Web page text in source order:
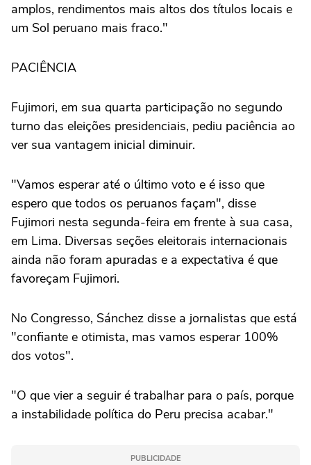
amplos, rendimentos mais altos dos títulos locais e
um Sol peruano mais fraco."
PACIÊNCIA
Fujimori, em sua quarta ‌participação no segundo
turno das eleições presidenciais, pediu paciência ao
ver sua vantagem inicial diminuir.
"Vamos esperar até o último voto e é isso que
espero que todos os peruanos façam", disse
⁠Fujimori nesta segunda-feira em frente à sua casa,
em Lima. Diversas seções eleitorais internacionais
ainda não foram apuradas e a expectativa é que
favoreçam Fujimori.
No Congresso, Sánchez disse a jornalistas que está
"confiante e otimista, mas vamos esperar 100%
dos votos".
"O que vier a seguir é trabalhar para o país, porque
a instabilidade política do Peru precisa acabar."
PUBLICIDADE